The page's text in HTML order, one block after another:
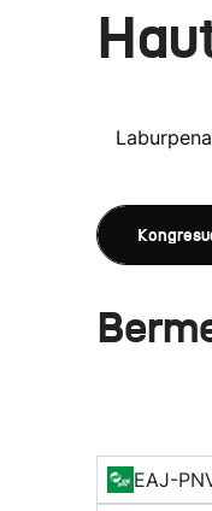
Laburpena
EAJ-